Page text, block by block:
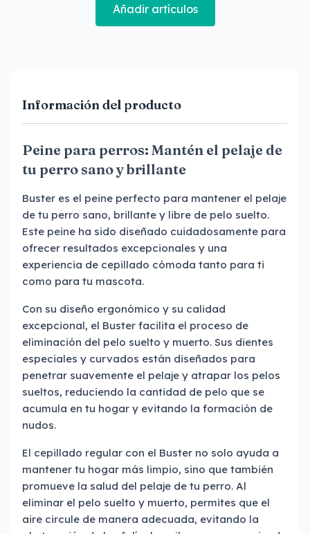
Añadir artículos
Información del producto
Peine para perros: Mantén el pelaje de
tu perro sano y brillante
Buster es el peine perfecto para mantener el pelaje
de tu perro sano, brillante y libre de pelo suelto.
Este peine ha sido diseñado cuidadosamente para
ofrecer resultados excepcionales y una
experiencia de cepillado cómoda tanto para ti
como para tu mascota.
Con su diseño ergonómico y su calidad
excepcional, el Buster facilita el proceso de
eliminación del pelo suelto y muerto. Sus dientes
especiales y curvados están diseñados para
penetrar suavemente el pelaje y atrapar los pelos
sueltos, reduciendo la cantidad de pelo que se
acumula en tu hogar y evitando la formación de
nudos.
El cepillado regular con el Buster no solo ayuda a
mantener tu hogar más limpio, sino que también
promueve la salud del pelaje de tu perro. Al
eliminar el pelo suelto y muerto, permites que el
aire circule de manera adecuada, evitando la